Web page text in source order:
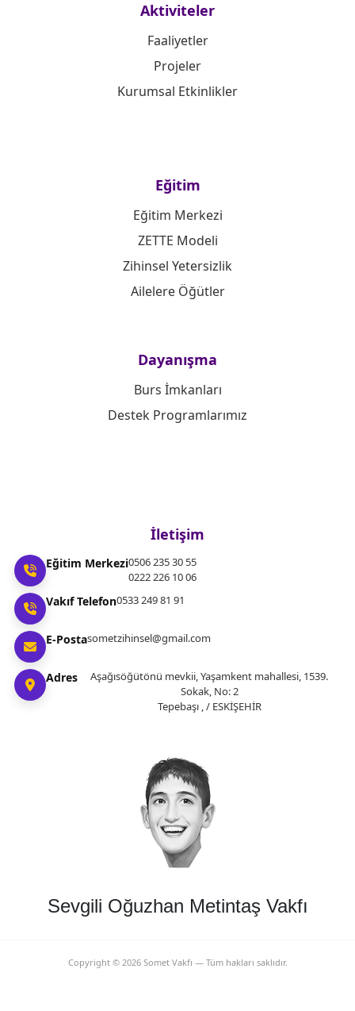
Aktiviteler
Faaliyetler
Projeler
Kurumsal Etkinlikler
Eğitim
Eğitim Merkezi
ZETTE Modeli
Zihinsel Yetersizlik
Ailelere Öğütler
Dayanışma
Burs İmkanları
Destek Programlarımız
İletişim
Eğitim Merkezi0506 235 30 55
0222 226 10 06
Vakıf Telefon0533 249 81 91
E-Postasometzihinsel@gmail.com
Adres
Aşağısöğütönü mevkii, Yaşamkent mahallesi, 1539.
Sokak, No: 2
Tepebaşı , / ESKİŞEHİR
Sevgili Oğuzhan Metintaş Vakfı
Copyright © 2026Somet Vakfı — Tüm hakları saklıdır.